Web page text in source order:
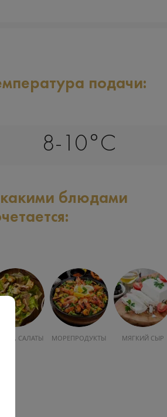
подачи:
8-10°C
блюдами
САЛАТЫ МОРЕПРОДУКТЫ МЯГКИЙ СЫР